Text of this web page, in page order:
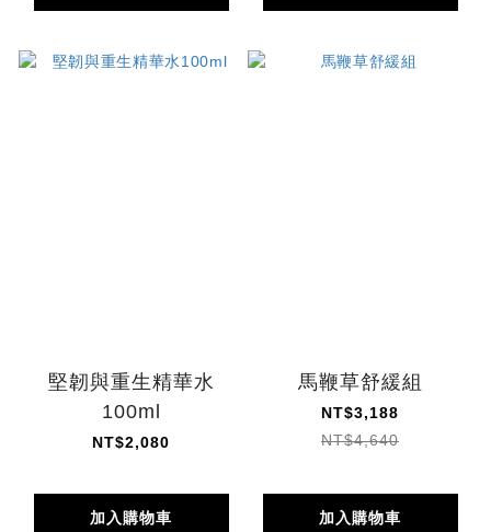
堅韌與重生精華水
100ml
NT$2,080
加入購物車
馬鞭草舒緩組
NT$3,188
NT$4,640
加入購物車